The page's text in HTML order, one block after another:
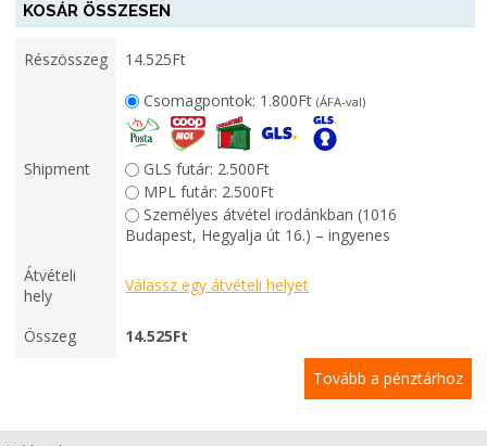
KOSÁR ÖSSZESEN
Részösszeg 14.525Ft
Shipment
Csomagpontok: 1.800Ft (ÁFA-val)
GLS futár: 2.500Ft
MPL futár: 2.500Ft
Személyes átvétel irodánkban (1016
Budapest, Hegyalja út 16.) – ingyenes
Átvételi
hely
Válassz egy átvételi helyet
Összeg 14.525Ft
Tovább a pénztárhoz